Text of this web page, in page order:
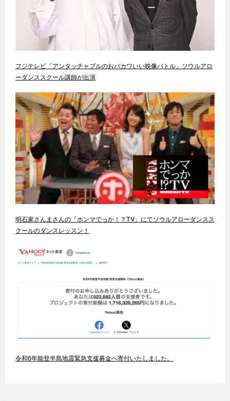
フジテレビ「アンタッチャブルのおバカワいい映像バトル」ソウルアロ
ーダンススクール講師が出演
明石家さんまさんの「ホンマでっか！？TV」にてソウルアローダンスス
クールのダンスレッスン！
令和6年能登半島地震緊急支援募金へ寄付いたしました。